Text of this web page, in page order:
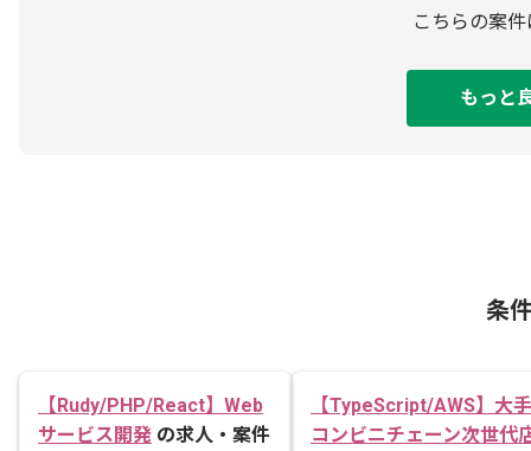
こちらの案
もっと
条
【Rudy/PHP/React】Web
サービス開発 の求人・案件
【TypeScript/AWS】大手
コンビニチェーン次世代